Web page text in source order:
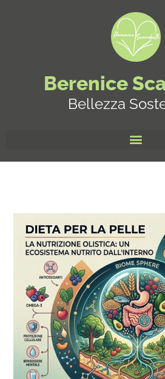
Berenice
Bellezza